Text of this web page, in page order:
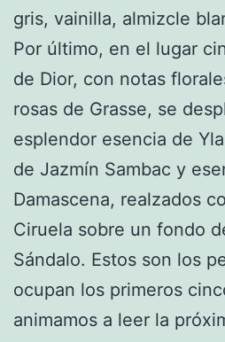
gris, vainilla, almizcle
Por último, en el lugar
de Dior, con notas
rosas de Grasse, se
esplendor esencia de
de Jazmín Sambac y
Damascena, realzados
Ciruela sobre un fondo
Sándalo. Estos son los
ocupan los primeros
animamos a leer la